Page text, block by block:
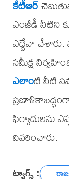
కేటీఆర్
ఎంజీడీ నీటిని
ఎద్దేవా
సమీక్ష
ఎలాంటి నీటి
ఫిర్యాదులను
వివరించారు.
ట్యాగ్స్ :